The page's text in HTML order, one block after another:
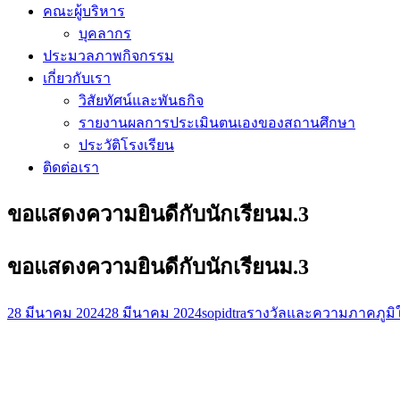
คณะผู้บริหาร
บุคลากร
ประมวลภาพกิจกรรม
เกี่ยวกับเรา
วิสัยทัศน์และพันธกิจ
รายงานผลการประเมินตนเองของสถานศึกษา
ประวัติโรงเรียน
ติดต่อเรา
ขอแสดงความยินดีกับนักเรียนม.3
ขอแสดงความยินดีกับนักเรียนม.3
28 มีนาคม 202428 มีนาคม 2024sopidtraรางวัลและความภาคภูมิ